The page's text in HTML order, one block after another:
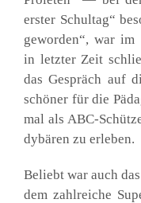
ers­ter Schul­tag“
gewor­den“, war im
in letz­ter Zeit
das Gespräch auf
schö­ner für die
mal als ABC-
dy­bä­ren zu erle­ben.
Beliebt war auch
dem zahl­rei­che